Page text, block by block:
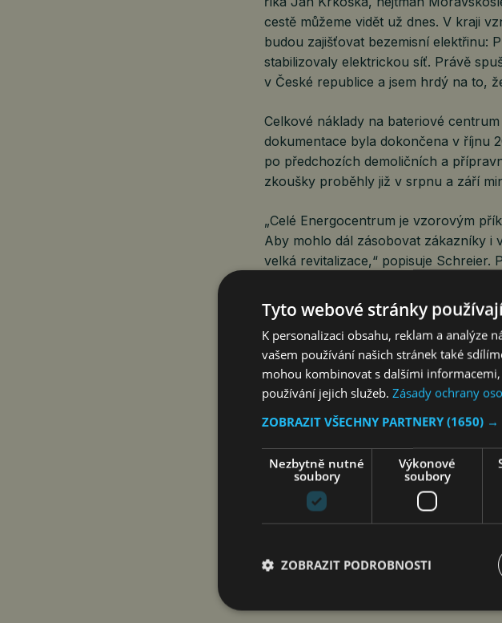
cestě můžeme vidět už dnes. V kraji
budou zajišťovat bezemisní elektřinu:
stabilizovaly elektrickou síť. Právě
v České republice a jsem hrdý na to,
Celkové náklady na bateriové
dokumentace byla dokončena v říjnu
po předchozích demoličních a
zkoušky proběhly již v srpnu a září
„Celé Energocentrum je vzorovým
Aby mohlo dál zásobovat zákazníky i
velká revitalizace,“ popisuje Schreier.
fungovala právě ve vazbě s
„Oblast baterií ČEZ chápe
a firmám společně s FVE, zabývá se
akumulaci atd,“ dodává Martin
„Pro nás je tento projekt velmi
Energocentra pro průmysl, veřejnou
pro Třinecké železárny, Vítkovice
Dohnal, ostravský primátor.
tak postará o to, aby tento důležitý
spotřebitelů stejný,“ upřesňuje
Tyto webové stránky
K personalizaci obsahu, reklam a analýze
vašem používání našich stránek také
mohou kombinovat s dalšími
používání jejich služeb. Zásady ochrany
ZOBRAZIT VŠECHNY PARTNERY (1650) →
Nezbytně nutné
soubory
Výkonové
soubory
ZOBRAZIT PODROBNOSTI